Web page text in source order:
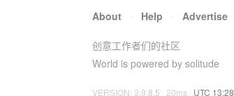
About · Help · Advertise
创意工作者们的社区
World is powered by solitude
VERSION: 3.9.8.5 · 20ms · UTC 13:28